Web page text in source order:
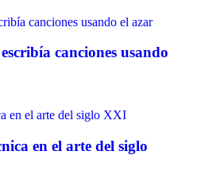
canciones usando
en el arte del siglo